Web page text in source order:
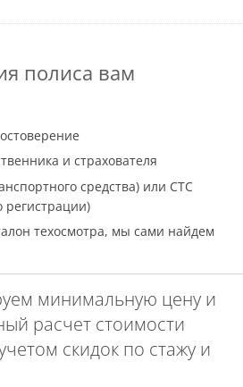
полиса вам
и страхователя
средства) или СТС
регистрации)
техосмотра, мы сами найдем
минимальную цену и
расчет стоимости
скидок по стажу и